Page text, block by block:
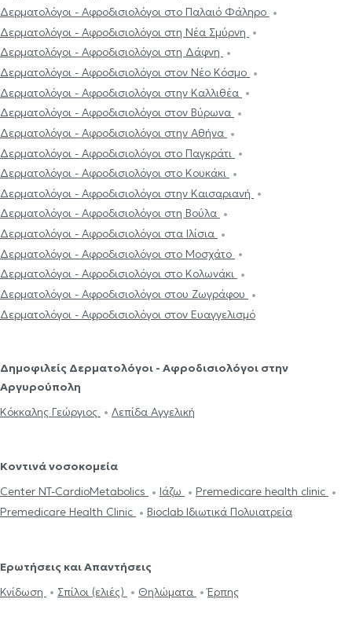
Δερματολόγοι - Αφροδισιολόγοι στο Παλαιό Φάληρο
Δερματολόγοι - Αφροδισιολόγοι στη Νέα Σμύρνη
Δερματολόγοι - Αφροδισιολόγοι στη Δάφνη
Δερματολόγοι - Αφροδισιολόγοι στον Νέο Κόσμο
Δερματολόγοι - Αφροδισιολόγοι στην Καλλιθέα
Δερματολόγοι - Αφροδισιολόγοι στον Βύρωνα
Δερματολόγοι - Αφροδισιολόγοι στην Αθήνα
Δερματολόγοι - Αφροδισιολόγοι στο Παγκράτι
Δερματολόγοι - Αφροδισιολόγοι στο Κουκάκι
Δερματολόγοι - Αφροδισιολόγοι στην Καισαριανή
Δερματολόγοι - Αφροδισιολόγοι στη Βούλα
Δερματολόγοι - Αφροδισιολόγοι στα Ιλίσια
Δερματολόγοι - Αφροδισιολόγοι στο Μοσχάτο
Δερματολόγοι - Αφροδισιολόγοι στο Κολωνάκι
Δερματολόγοι - Αφροδισιολόγοι στου Ζωγράφου
Δερματολόγοι - Αφροδισιολόγοι στον Ευαγγελισμό
Δημοφιλείς Δερματολόγοι - Αφροδισιολόγοι στην
Αργυρούπολη
Κόκκαλης Γεώργιος
Λεπίδα Αγγελική
Κοντινά νοσοκομεία
Center NT-CardioMetabolics
Ιάζω
Premedicare health clinic
Premedicare Health Clinic
Bioclab Ιδιωτικά Πολυιατρεία
Ερωτήσεις και Απαντήσεις
Κνίδωση
Σπίλοι (ελιές) Θηλώματα Έρπης